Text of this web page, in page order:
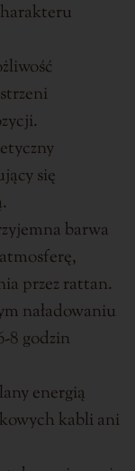
się
barwa
przez rattan.
naładowaniu
8 godzin
energią
kabli ani